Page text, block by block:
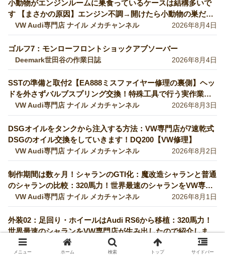
小動物がエンジンルームに巣食っているケースは結構多いで
す 【まさかの原因】エンジン不調→開けたら小動物の巣だっ
た… 【VW修理】
VW Audi専門店 ナイル メカチャンネル 2026年8月4日
ゴルフ7：モンローフロントショックアブソーバー
Deemark世田谷の作業日誌 2026年8月4日
SSTの準備と取付2【EA888ミスファイヤー修理の裏側】ヘッ
ドを外さずバルブスプリング交換！特殊工具で行う実作業を
完全公開 【VW修理】
VW Audi専門店 ナイル メカチャンネル 2026年8月3日
DSGオイルをタンクから注入する方法：VW専門店が7速乾式
DSGのオイル交換をしていきます！DQ200【VW修理】
VW Audi専門店 ナイル メカチャンネル 2026年8月2日
制作期間は数ヶ月！シャランのGTI化：魔改造シャランと普通
のシャランの比較：320馬力！世界最速のシャランをVW専門
店が生み出したので紹介します！ 【VW修理】
VW Audi専門店 ナイル メカチャンネル 2026年8月1日
外装02：足回り・ホイールはAudi RS6から移植：320馬力！
世界最速のシャランをVW専門店が生み出したので紹介しま
す！VW Audi専門店 ナイル メカチャンネル 2026年8月1日
メニュー ホーム 検索 トップ サイドバー